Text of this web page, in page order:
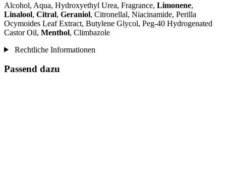
Alcohol, Aqua, Hydroxyethyl Urea, Fragrance, Limonene,
Linalool, Citral, Geraniol, Citronellal, Niacinamide, Perilla
Ocymoides Leaf Extract, Butylene Glycol, Peg-40 Hydrogenated
Castor Oil, Menthol, Climbazole
Rechtliche Informationen
Passend dazu